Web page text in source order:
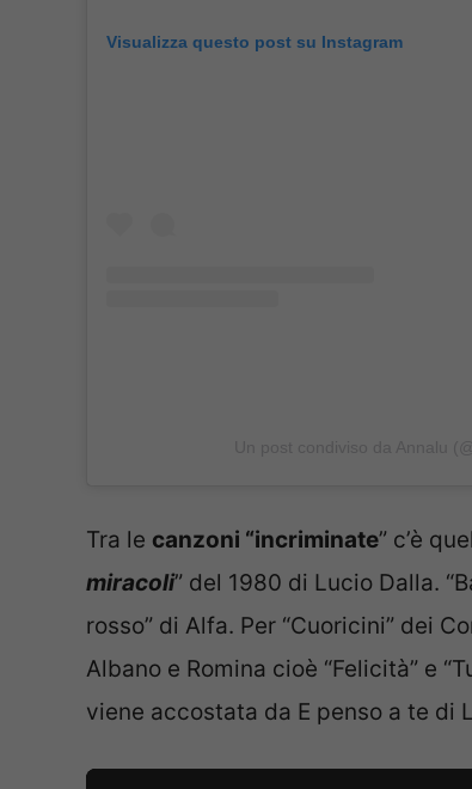
Visualizza questo post su Instagram
Tra le canzoni “incriminate” c’è
miracoli” del 1980 di Lucio Dalla.
rosso” di Alfa. Per “Cuoricini” dei
Albano e Romina cioè “Felicità” e
viene accostata da E penso a te di